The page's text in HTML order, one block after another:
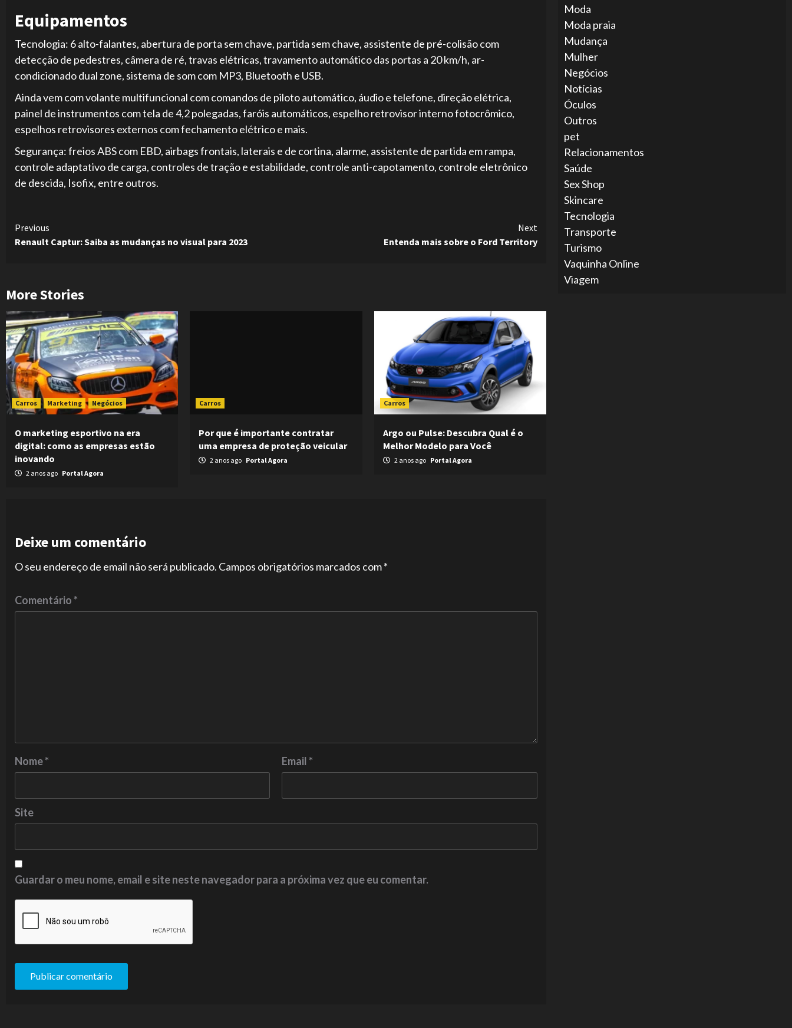
Equipamentos
Tecnologia: 6 alto-falantes, abertura de porta sem chave, partida sem chave, assistente de pré-colisão com
detecção de pedestres, câmera de ré, travas elétricas, travamento automático das portas a 20 km/h, ar-
condicionado dual zone, sistema de som com MP3, Bluetooth e USB.
Ainda vem com volante multifuncional com comandos de piloto automático, áudio e telefone, direção elétrica,
painel de instrumentos com tela de 4,2 polegadas, faróis automáticos, espelho retrovisor interno fotocrômico,
espelhos retrovisores externos com fechamento elétrico e mais.
Segurança: freios ABS com EBD, airbags frontais, laterais e de cortina, alarme, assistente de partida em rampa,
controle adaptativo de carga, controles de tração e estabilidade, controle anti-capotamento, controle eletrônico
de descida, Isofix, entre outros.
Continue
Reading
Previous
Renault Captur: Saiba as mudanças no visual para 2023
Next
Entenda mais sobre o Ford Territory
More Stories
Carros Marketing Negócios
O marketing esportivo na era
digital: como as empresas estão
inovando
2 anos ago Portal Agora
Carros
Por que é importante contratar
uma empresa de proteção veicular
2 anos ago Portal Agora
Carros
Argo ou Pulse: Descubra Qual é o
Melhor Modelo para Você
2 anos ago Portal Agora
Deixe um comentário
O seu endereço de email não será publicado. Campos obrigatórios marcados com*
Comentário*
Nome* Email*
Site
Guardar o meu nome, email e site neste navegador para a próxima vez que eu comentar.
Moda
Moda praia
Mudança
Mulher
Negócios
Notícias
Óculos
Outros
pet
Relacionamentos
Saúde
Sex Shop
Skincare
Tecnologia
Transporte
Turismo
Vaquinha Online
Viagem